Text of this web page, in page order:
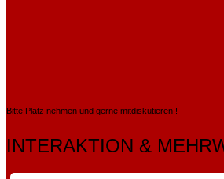
Bitte Platz nehmen und gerne mitdiskutieren !
INTERAKTION &